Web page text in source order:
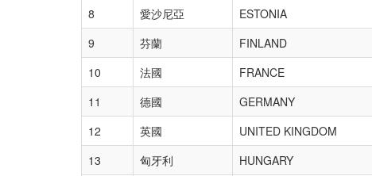
8 愛沙尼亞 ESTONIA
9
芬蘭 FINLAND
10
法國 FRANCE
11
德國 GERMANY
12
英國 UNITED KINGDOM
13
匈牙利 HUNGARY